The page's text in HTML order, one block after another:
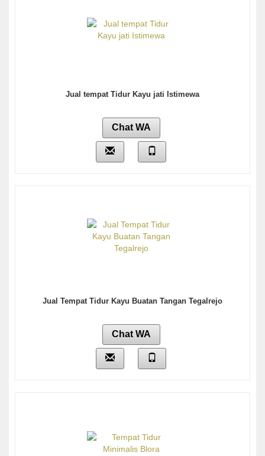
Jual tempat Tidur Kayu jati Istimewa
Chat WA
Jual Tempat Tidur Kayu Buatan Tangan Tegalrejo
Chat WA